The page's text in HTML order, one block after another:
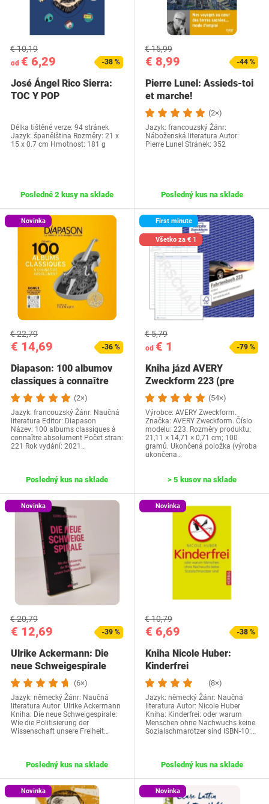
od € 6,29
€ 10,19
-38 %
José Ángel Rico Sierra:
TOC Y POP
Délka tištěné verze: 94 stránek
Jazyk: španělština Rozměry: 21 x
15 x 0.7 cm Hmotnost: 181 g
Posledné 2 kusy na sklade
€ 8,99
€ 15,99
-44 %
Pierre Lunel: Assieds-toi
et marche!
(2×)
Jazyk: francouzský Žánr:
Náboženská literatura Autor:
Pierre Lunel Stránek: 352
Posledný kus na sklade
Novinka
€ 14,69
€ 22,79
-36 %
Diapason: 100 albumov
classiques à connaître
(2×)
Jazyk: francouzský Žánr: Naučná
literatura Editor: Diapason
Název: 100 albums classiques à
connaître absolument Počet stran:
221 Rok vydání: 2021…
Posledný kus na sklade
First minute
Všetko za € 1
od € 1
€ 5,79
-79 %
Kniha jázd AVERY
Zweckform 223 (pre
automobily, schválené…
(54×)
Výrobce: AVERY Zweckform.
Značka: AVERY Zweckform. Číslo
modelu: 223. Rozměry produktu:
21,11 × 14,71 × 0,71 cm; 100
gramů. Ukončená položka (výroba
ukončena…
> 5 kusov na sklade
Novinka
€ 12,69
€ 20,79
-39 %
Ulrike Ackermann: Die
neue Schweigespirale
(6×)
Jazyk: německý Žánr: Naučná
literatura Autor: Ulrike Ackermann
Kniha: Die neue Schweigespirale:
Wie die Politisierung der
Wissenschaft unsere Freiheit…
Posledný kus na sklade
Novinka
€ 6,69
€ 10,79
-38 %
Kniha Nicole Huber:
Kinderfrei
(8×)
Jazyk: německý Žánr: Naučná
literatura Autor: Nicole Huber
Kniha: Kinderfrei: oder warum
Menschen ohne Nachwuchs keine
Sozialschmarotzer sind ISBN-10:…
Posledný kus na sklade
Novinka Novinka